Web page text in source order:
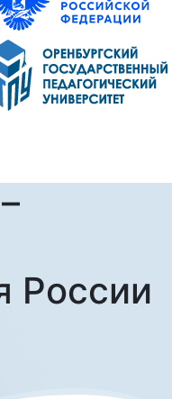
России